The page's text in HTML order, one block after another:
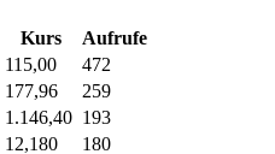
Kurs
Aufrufe
115,00
472
177,96
259
1.146,40 193
12,180
180